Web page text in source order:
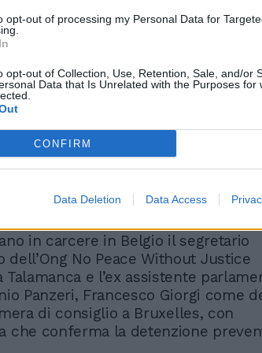
opt-out of processing my Personal Data for
opt-out of Collection, Use, Retention, Sale, and/or
Data that Is Unrelated with the Purposes for
CONFIRM
Data Deletion Data Access
I giudici del Belgio si
domiciliari
in carcere in Belgio il segretario
dell’Ong No Peace Without Justice
Talamanca e l’ex assistente
Panzeri, Francesco Giorgi come
di consiglio a Bruxelles, con
che conferma la detenzione